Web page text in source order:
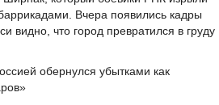
Вчера появились кадры
видно, что город превратился в груду
обернулся убытками как